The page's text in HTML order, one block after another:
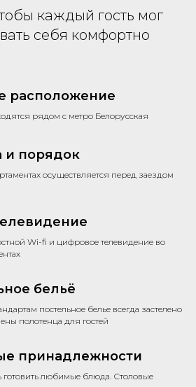
каждый гость мог
себя комфортно
расположение
рядом с метро Белорусская
и порядок
осуществляется перед заездом
Wi-fi и цифровое телевидение во
бельё
постельное белье всегда застелено
полотенца для гостей
принадлежности
готовить любимые блюда. Столовые